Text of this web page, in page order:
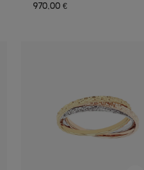
970,00 €